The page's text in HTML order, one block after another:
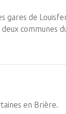
gares de
communes
en Brière.